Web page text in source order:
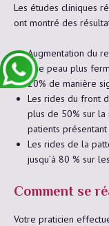
Les études cliniques
ont montré des
Augmentation du
Une peau plus
20% de manière
Les rides du front
plus de 50% sur la
patients
Les rides de la
jusqu’à 80 % sur
Comment se
Votre praticien